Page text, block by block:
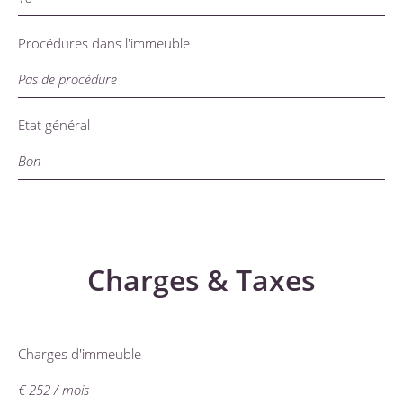
Procédures dans l'immeuble
Pas de procédure
Etat général
Bon
Charges & Taxes
Charges d'immeuble
€ 252 / mois